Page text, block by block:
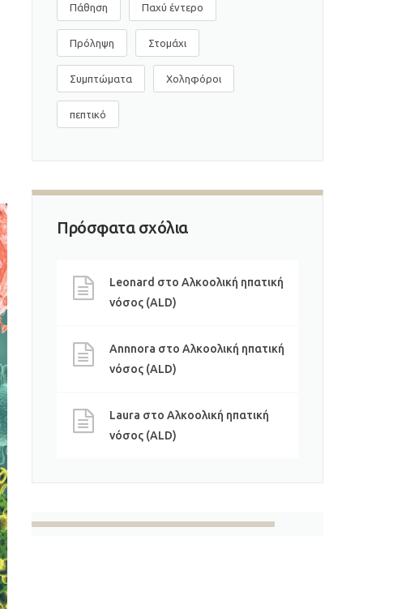
Πάθηση Παχύ έντερο
Πρόληψη Στομάχι
Συμπτώματα Χοληφόροι
πεπτικό
Πρόσφατα σχόλια
Leonard στο Αλκοολική ηπατική
νόσος (ALD)
Annnora στο Αλκοολική ηπατική
νόσος (ALD)
Laura στο Αλκοολική ηπατική
νόσος (ALD)